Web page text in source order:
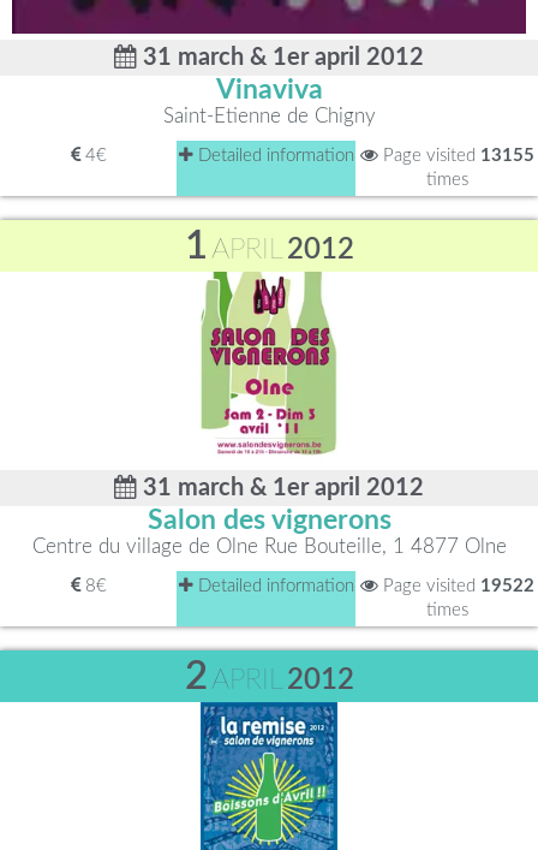
31 march & 1er april 2012
Vinaviva
Saint-Etienne de Chigny
4€ Detailed information Page visited 13155
times
1 APRIL2012
31 march & 1er april 2012
Salon des vignerons
Centre du village de Olne Rue Bouteille, 1 4877 Olne
8€ Detailed information Page visited 19522
times
2APRIL 2012